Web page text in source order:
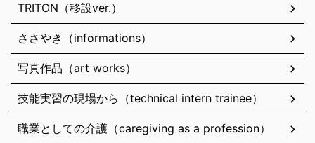
TRITON（移設ver.）
ささやき（informations）
写真作品（art works）
技能実習の現場から（technical intern trainee）
職業としての介護（caregiving as a profession）